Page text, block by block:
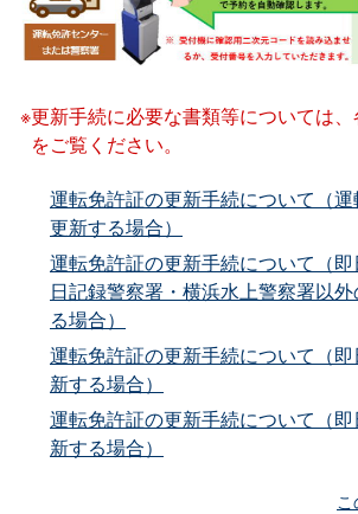
更新手続に必要な書類等については
をご覧ください。
運転免許証の更新手続について（
更新する場合）
運転免許証の更新手続について（
日記録警察署・横浜水上警察署以
る場合）
運転免許証の更新手続について（
新する場合）
運転免許証の更新手続について（
新する場合）